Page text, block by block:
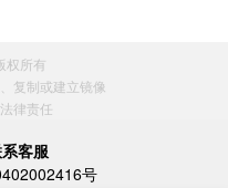
过此页面咨询，已获得专属情感
此页面咨询，已获得专属情感方
权所有
复制或建立镜像
律责任
客服
号